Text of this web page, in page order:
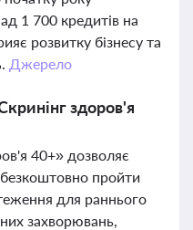
1 700 кредитів на
розвитку бізнесу та
Джерело
здоров'я
40+» дозволяє
пройти
для раннього
захворювань,